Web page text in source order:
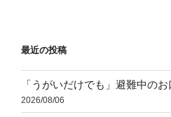
ン
最近の投稿
「うがいだけでも」避難中の
2026/08/06